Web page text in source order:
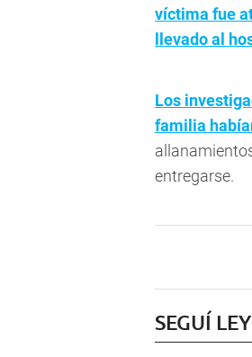
víctima fue
llevado al
Los
familia
entregarse.
SEGUÍ